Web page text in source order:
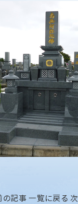
の記事 一覧に戻る